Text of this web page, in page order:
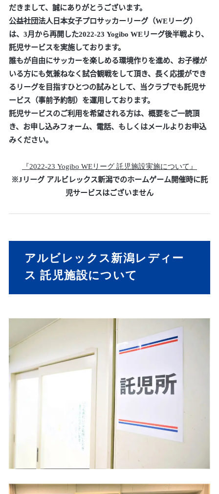
だきまして、誠にありがとうございます。
公益社団法人日本女子プロサッカーリーグ（WEリーグ）
は、3月から再開した2022-23 Yogibo WEリーグ後半戦より、
託児サービスを実施しております。
誰もが自由にサッカーを楽しめる環境作りを進め、お子様が
いる方にも気兼ねなく試合観戦をして頂き、長く応援ができ
るリーグを目指すひとつの試みとして、 当クラブでも託児サ
ービス（事前予約制）を運用しております。
託児サービスのご利用を希望される方は、概要をご一読頂
き、お申し込みフォーム、電話、もしくはメールよりお申込
みください。
『2022-23 Yogibo WEリーグ 託児施設実施について』
※Jリーグ アルビレックス新潟でのホームゲーム開催時に託
児サービスはございません
アルビレックス新潟レディー
ス 託児施設について